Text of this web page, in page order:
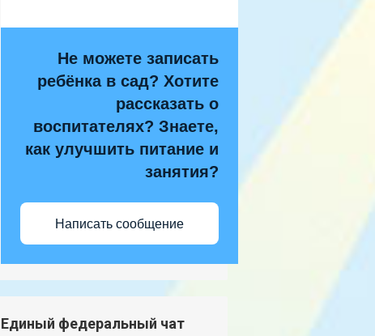
Не можете записать
ребёнка в сад? Хотите
рассказать о
воспитателях? Знаете,
как улучшить питание и
занятия?
Написать сообщение
Единый федеральный чат